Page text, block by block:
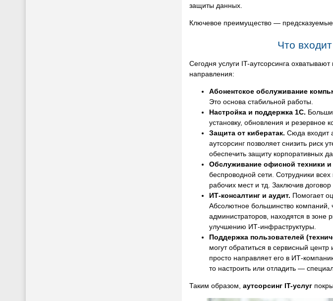
защиты данных.
Ключевое преимущество —
Что
Сегодня услуги IT-аутсорсинга
направления:
Абонентское обслуживание
Это основа стабильной работы.
Настройка и поддержка 1С.
установку, обновления и резервное
Защита от кибератак. Сюда входит
аутсорсинг позволяет снизить
обеспечить защиту корпоративных
Обслуживание офисной техники и
беспроводной сети. Сотрудники
рабочих мест и тд. Заключив
ИТ-консалтинг и аудит. Помогает
Абсолютное большинство компаний,
администраторов, находятся в зоне
улучшению ИТ-инфраструктуры.
Поддержка пользователей
могут обратиться в сервисный
просто направляет его в ИТ-
то настроить или отладить —
Таким образом, аутсорсинг IT-услуг